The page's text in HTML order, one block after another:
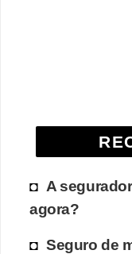
A
agora?
Seguro de